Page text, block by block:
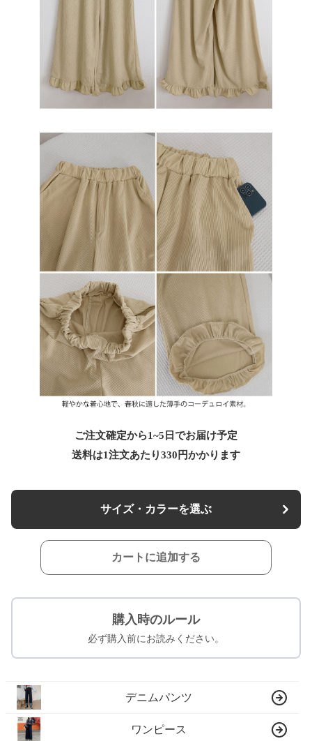
ご注文確定から1~5日でお届け予定
送料は1注文あたり330 円かかります
サイズ・カラーを選ぶ
カートに追加する
購入時のルール
必ず購入前にお読みください。
デニムパンツ
ワンピース